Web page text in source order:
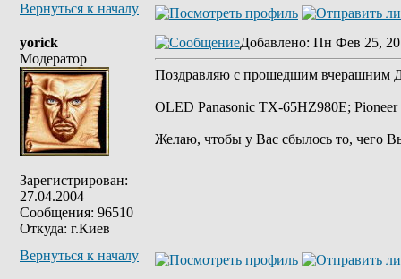
Вернуться к началу
yorick
Модератор
Зарегистрирован:
27.04.2004
Сообщения: 96510
Откуда: г.Киев
Добавлено: Пн Фев 25,
Поздравляю с прошедшим вчерашним
OLED Panasonic TX-65HZ980E;
Желаю, чтобы у Вас сбылось то, чего
Вернуться к началу